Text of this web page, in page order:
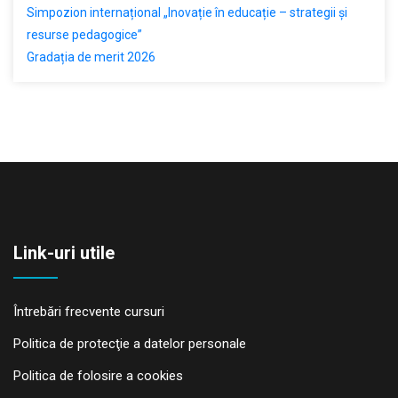
Simpozion internațional „Inovație în educație – strategii și
resurse pedagogice”
Gradația de merit 2026
Link-uri utile
Întrebări frecvente cursuri
Politica de protecţie a datelor personale
Politica de folosire a cookies